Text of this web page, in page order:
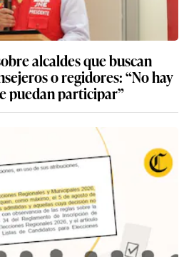
alcaldes que buscan
o regidores: “No hay
puedan participar”